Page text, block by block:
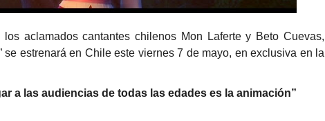
aclamados cantantes chilenos Mon Laferte y Beto Cuevas,
se estrenará en Chile este viernes 7 de mayo, en exclusiva en la
a las audiencias de todas las edades es la animación”